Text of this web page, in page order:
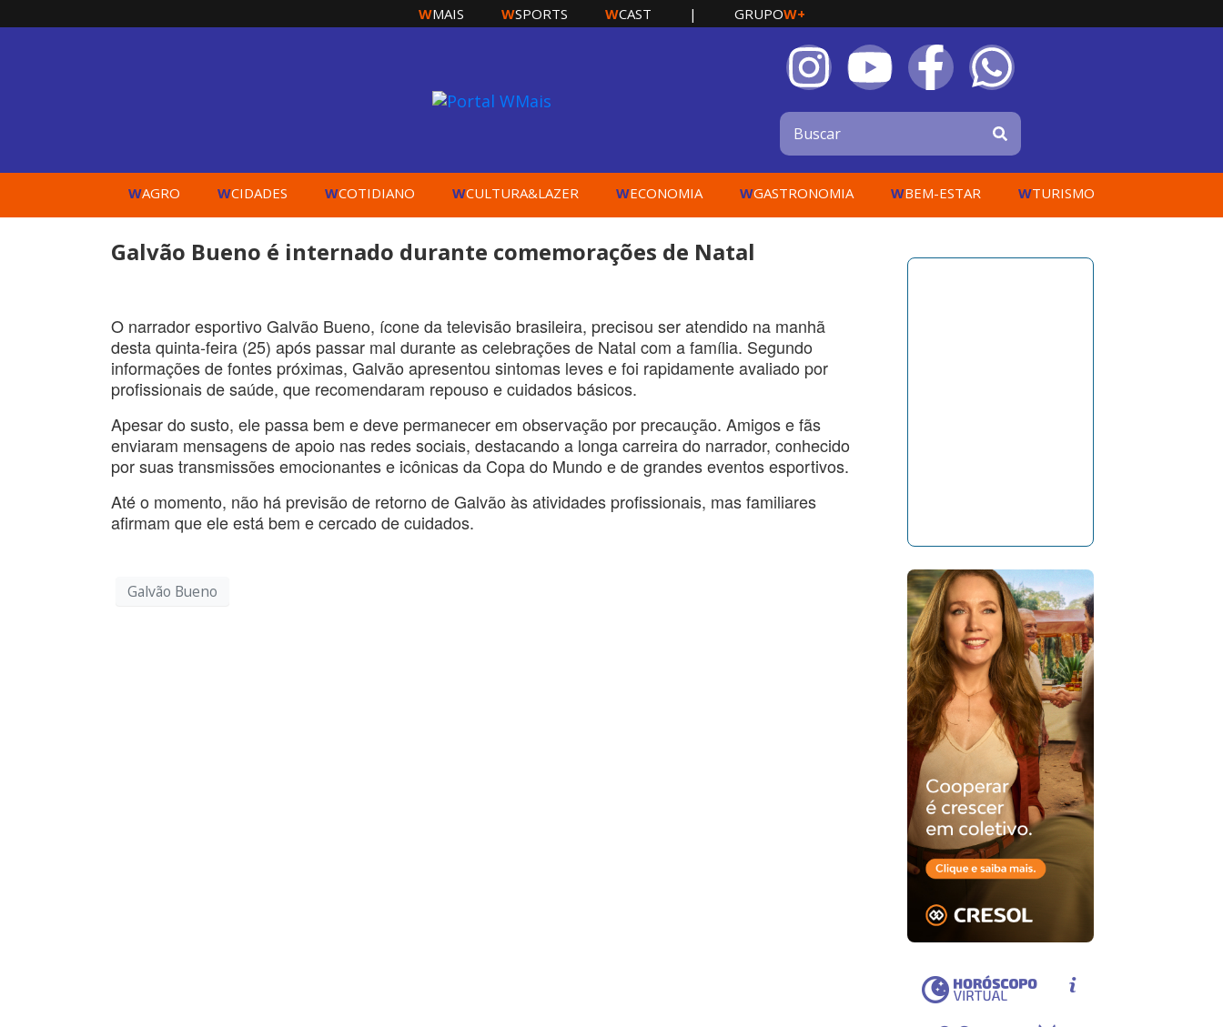
WMAIS WSPORTS WCAST | GRUPOW+
WAGRO WCIDADES WCOTIDIANO WCULTURA&LAZER WECONOMIA WGASTRONOMIA WBEM-ESTAR WTURISMO
Galvão Bueno é internado durante comemorações de Natal
O narrador esportivo Galvão Bueno, ícone da televisão brasileira, precisou ser atendido na manhã
desta quinta-feira (25) após passar mal durante as celebrações de Natal com a família. Segundo
informações de fontes próximas, Galvão apresentou sintomas leves e foi rapidamente avaliado por
profissionais de saúde, que recomendaram repouso e cuidados básicos.
Apesar do susto, ele passa bem e deve permanecer em observação por precaução. Amigos e fãs
enviaram mensagens de apoio nas redes sociais, destacando a longa carreira do narrador, conhecido
por suas transmissões emocionantes e icônicas da Copa do Mundo e de grandes eventos esportivos.
Até o momento, não há previsão de retorno de Galvão às atividades profissionais, mas familiares
afirmam que ele está bem e cercado de cuidados.
Galvão Bueno